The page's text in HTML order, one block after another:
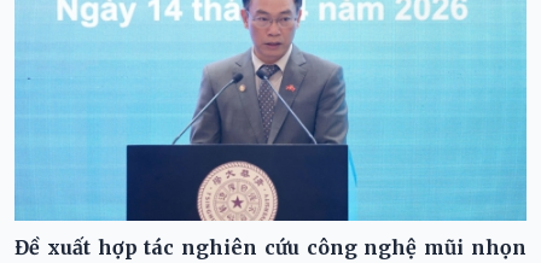
Đề xuất hợp tác nghiên cứu công nghệ mũi nhọn